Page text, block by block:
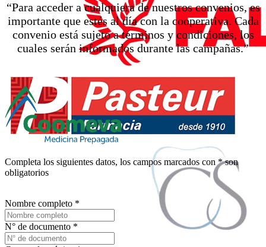
“Para acceder a cualquiera de nuestros convenios, es
importante que estés al día con la cooperativa. Cada
convenio está sujeto a términos y condiciones, los
cuales serán informados durante las campañas.”
Completa los siguientes datos, los campos marcados con *son
obligatorios
Nombre completo *
N° de documento *